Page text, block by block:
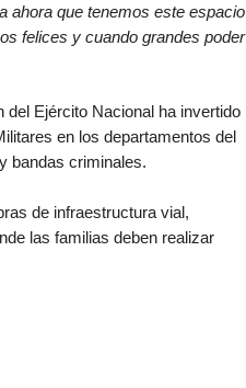
ahora que tenemos este espacio
felices y cuando grandes poder
Ejército Nacional ha invertido
en los departamentos del
bandas criminales.
de infraestructura vial,
las familias deben realizar